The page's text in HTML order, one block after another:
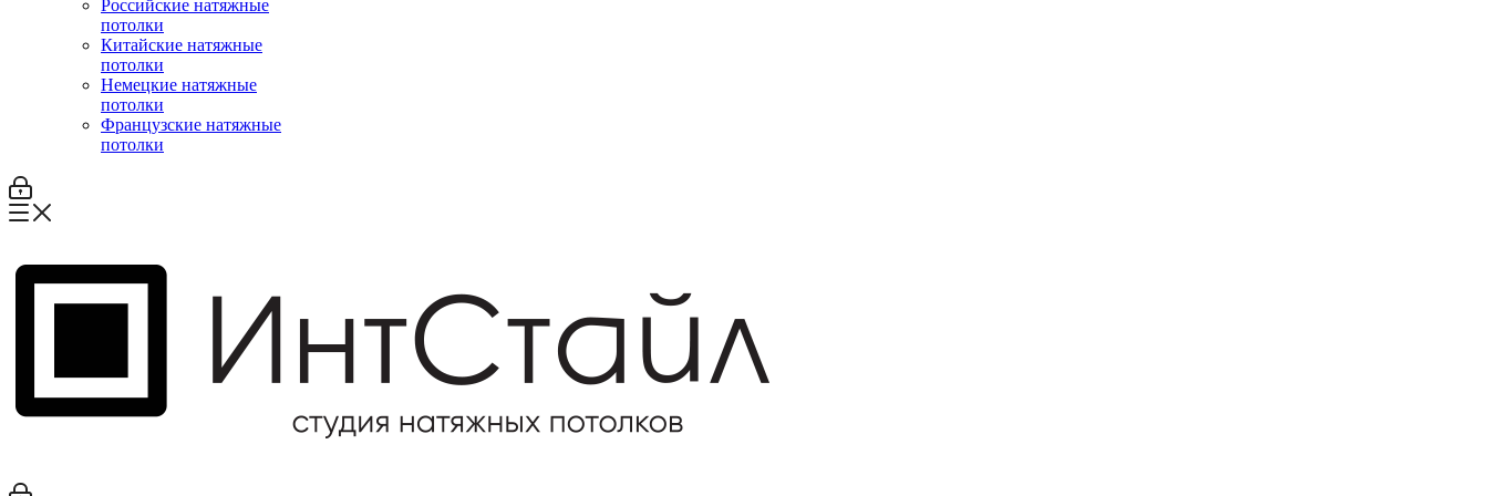
Российские натяжные
потолки
Китайские натяжные
потолки
Немецкие натяжные
потолки
Французские натяжные
потолки